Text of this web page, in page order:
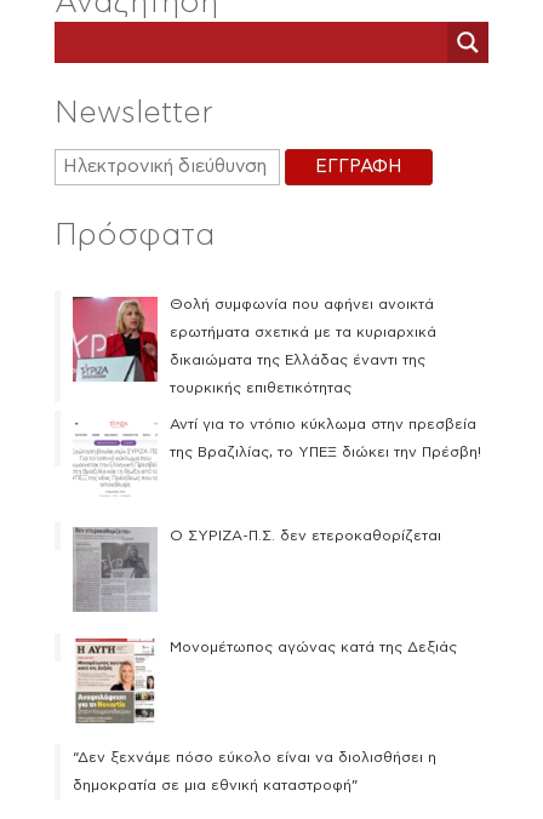
Newsletter
Πρόσφατα
Θολή συμφωνία που αφήνει ανοικτά
ερωτήματα σχετικά με τα κυριαρχικά
δικαιώματα της Ελλάδας έναντι της
τουρκικής επιθετικότητας
Αντί για το ντόπιο κύκλωμα στην πρεσβεία
της Βραζιλίας, το ΥΠΕΞ διώκει την Πρέσβη!
Ο ΣΥΡΙΖΑ-Π.Σ. δεν ετεροκαθορίζεται
Μονομέτωπος αγώνας κατά της Δεξιάς
“Δεν ξεχνάμε πόσο εύκολο είναι να διολισθήσει η
δημοκρατία σε μια εθνική καταστροφή”